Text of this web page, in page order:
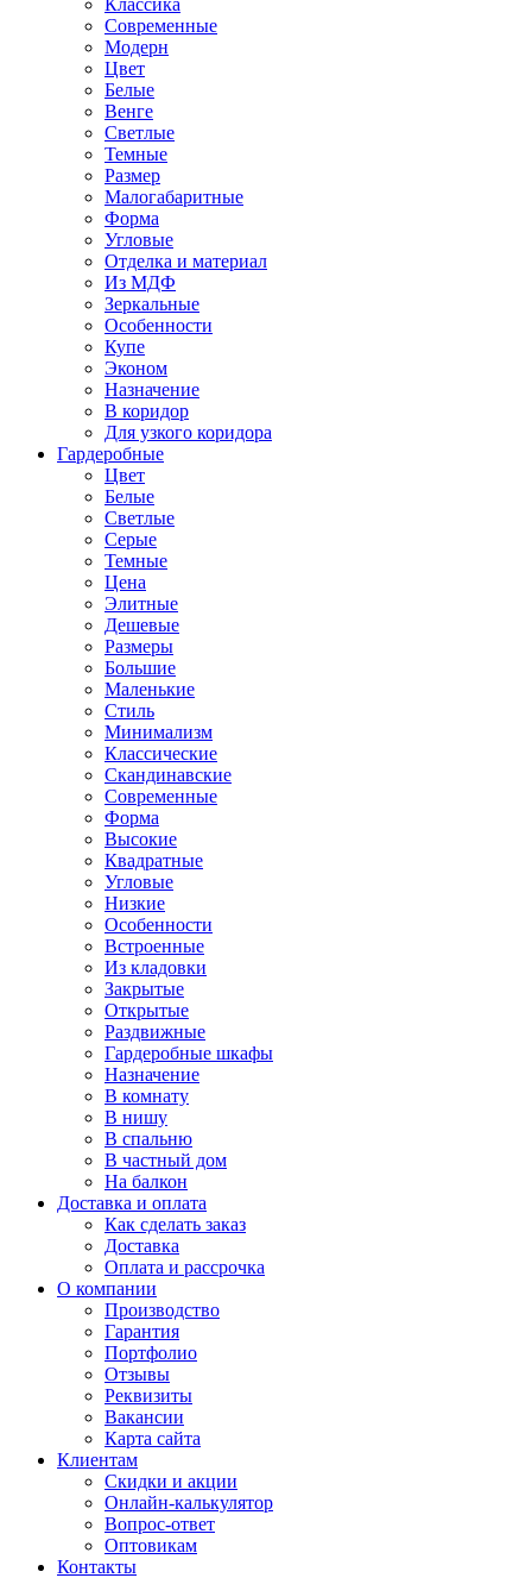
Классика
Современные
Модерн
Цвет
Белые
Венге
Светлые
Темные
Размер
Малогабаритные
Форма
Угловые
Отделка и материал
Из МДФ
Зеркальные
Особенности
Купе
Эконом
Назначение
В коридор
Для узкого коридора
Гардеробные
Цвет
Белые
Светлые
Серые
Темные
Цена
Элитные
Дешевые
Размеры
Большие
Маленькие
Стиль
Минимализм
Классические
Скандинавские
Современные
Форма
Высокие
Квадратные
Угловые
Низкие
Особенности
Встроенные
Из кладовки
Закрытые
Открытые
Раздвижные
Гардеробные шкафы
Назначение
В комнату
В нишу
В спальню
В частный дом
На балкон
Доставка и оплата
Как сделать заказ
Доставка
Оплата и рассрочка
О компании
Производство
Гарантия
Портфолио
Отзывы
Реквизиты
Вакансии
Карта сайта
Клиентам
Скидки и акции
Онлайн-калькулятор
Вопрос-ответ
Оптовикам
Контакты